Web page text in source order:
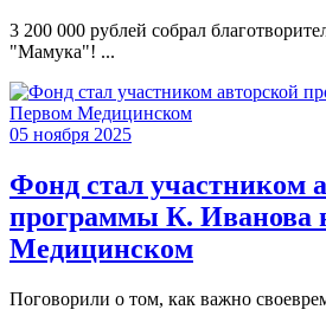
3 200 000 рублей собрал
"Мамука"! ...
05 ноября 2025
Фонд стал участником
программы К. Иванова
Медицинском
Поговорили о том, как важно